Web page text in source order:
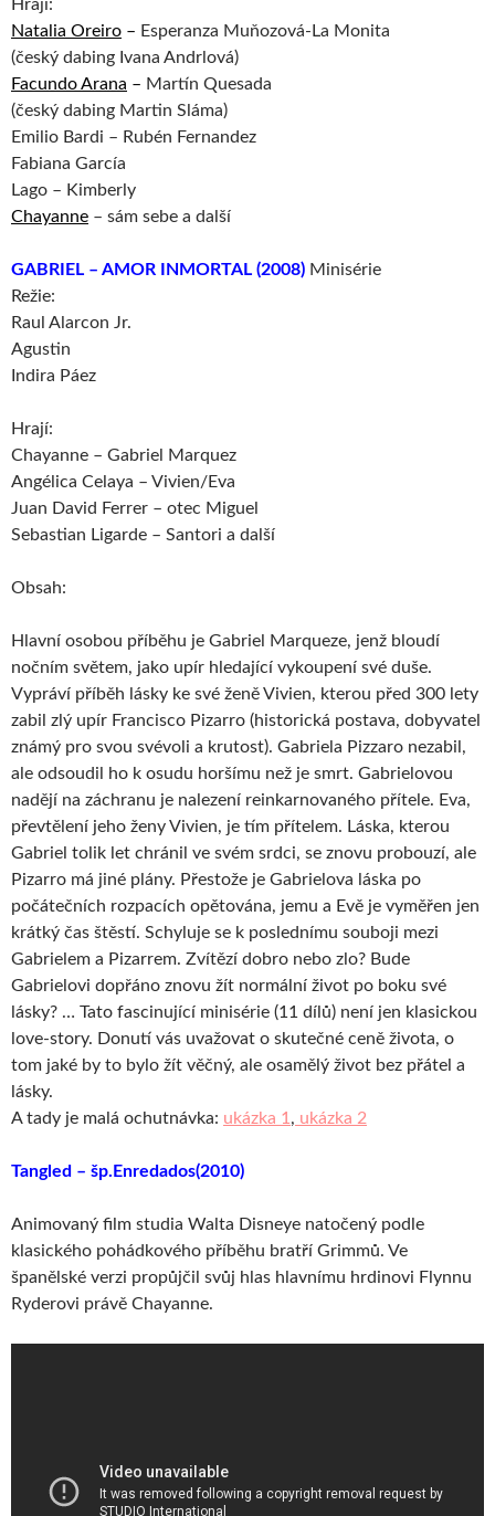
Hrají:
Natalia Oreiro – Esperanza Muňozová-La Monita
(český dabing Ivana Andrlová)
Facundo Arana – Martín Quesada
(český dabing Martin Sláma)
Emilio Bardi – Rubén Fernandez
Fabiana García
Lago – Kimberly
Chayanne – sám sebe a další
GABRIEL – AMOR INMORTAL (2008) Minisérie
Režie:
Raul Alarcon Jr.
Agustin
Indira Páez
Hrají:
Chayanne – Gabriel Marquez
Angélica Celaya – Vivien/Eva
Juan David Ferrer – otec Miguel
Sebastian Ligarde – Santori a další
Obsah:
Hlavní osobou příběhu je Gabriel Marqueze, jenž bloudí
nočním světem, jako upír hledající vykoupení své duše.
Vypráví příběh lásky ke své ženě Vivien, kterou před 300 lety
zabil zlý upír Francisco Pizarro (historická postava, dobyvatel
známý pro svou svévoli a krutost). Gabriela Pizzaro nezabil,
ale odsoudil ho k osudu horšímu než je smrt. Gabrielovou
nadějí na záchranu je nalezení reinkarnovaného přítele. Eva,
převtělení jeho ženy Vivien, je tím přítelem. Láska, kterou
Gabriel tolik let chránil ve svém srdci, se znovu probouzí, ale
Pizarro má jiné plány. Přestože je Gabrielova láska po
počátečních rozpacích opětována, jemu a Evě je vyměřen jen
krátký čas štěstí. Schyluje se k poslednímu souboji mezi
Gabrielem a Pizarrem. Zvítězí dobro nebo zlo? Bude
Gabrielovi dopřáno znovu žít normální život po boku své
lásky? … Tato fascinující minisérie (11 dílů) není jen klasickou
love-story. Donutí vás uvažovat o skutečné ceně života, o
tom jaké by to bylo žít věčný, ale osamělý život bez přátel a
lásky.
A tady je malá ochutnávka: ukázka 1 , ukázka 2
Tangled – šp.Enredados(2010)
Animovaný film studia Walta Disneye natočený podle
klasického pohádkového příběhu bratří Grimmů. Ve
španělské verzi propůjčil svůj hlas hlavnímu hrdinovi Flynnu
Ryderovi právě Chayanne.